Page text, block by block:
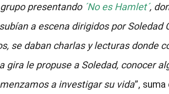
presentando ´No es Hamlet´,
a escena dirigidos por Soledad
se daban charlas y lecturas donde
gira le propuse a Soledad, conocer
a investigar su vida”,